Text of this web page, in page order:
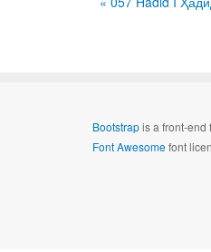
Bootstrapis a front-end
Font Awesomefont